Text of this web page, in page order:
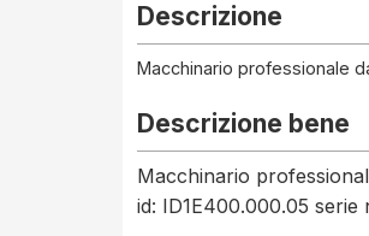
Descrizione
Macchinario professionale
Descrizione bene
Macchinario
id: ID1E400.000.05 serie